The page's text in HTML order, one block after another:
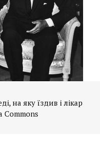
на яку їздив і лікар
Commons